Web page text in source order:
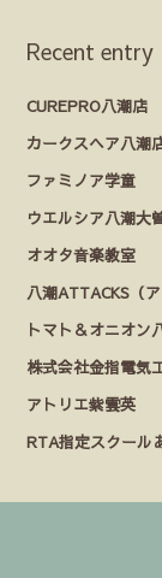
Recent entry
CUREPRO八潮店
カークスヘア八潮
ファミノア学童
ウエルシア八潮大
オオタ音楽教室
八潮ATTACKS（ア
トマト＆オニオン
株式会社金指電気
アトリエ紫雲英
RTA指定スクール